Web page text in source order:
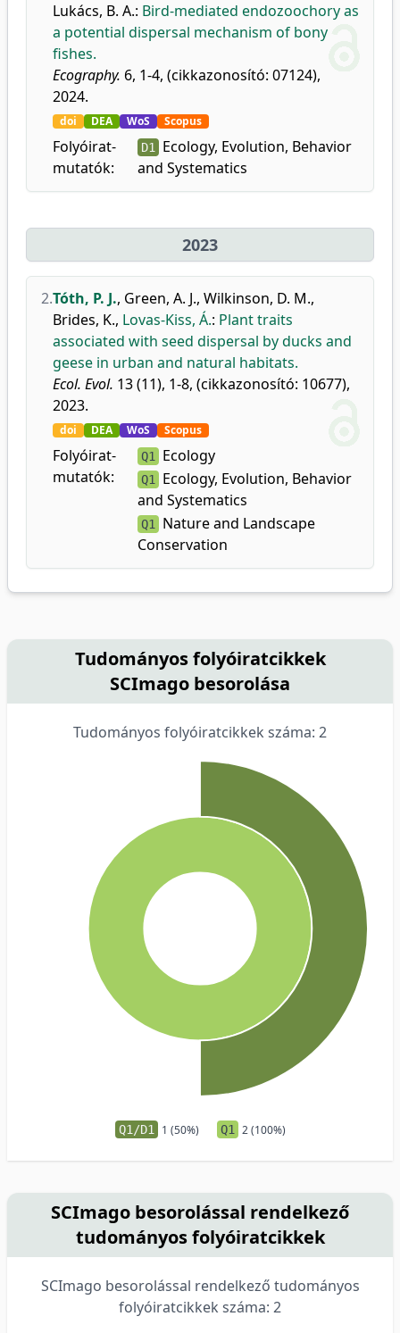
Lukács, B. A.: Bird-mediated endozoochory as
a potential dispersal mechanism of bony
fishes.
Ecography. 6, 1-4, (cikkazonosító: 07124),
2024.
doi DEA WoS Scopus
Folyóirat-
mutatók:
D1 Ecology, Evolution, Behavior
and Systematics
2023
2.Tóth, P. J., Green, A. J., Wilkinson, D. M.,
Brides, K., Lovas-Kiss, Á.: Plant traits
associated with seed dispersal by ducks and
geese in urban and natural habitats.
Ecol. Evol. 13 (11), 1-8, (cikkazonosító: 10677),
2023.
doi DEA WoS Scopus
Folyóirat-
mutatók:
Q1 Ecology
Q1 Ecology, Evolution, Behavior
and Systematics
Q1 Nature and Landscape
Conservation
Tudományos folyóiratcikkek
SCImago besorolása
Tudományos folyóiratcikkek száma: 2
Q1/D1 1 (50%) Q1 2 (100%)
SCImago besorolással rendelkező
tudományos folyóiratcikkek
SCImago besorolással rendelkező tudományos
folyóiratcikkek száma: 2